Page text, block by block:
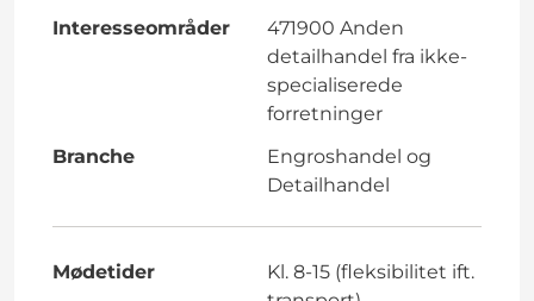
Interesseområder
471900 Anden
detailhandel fra ikke-
specialiserede
forretninger
Branche
Engroshandel og
Detailhandel
Mødetider
Kl. 8-15 (fleksibilitet ift.